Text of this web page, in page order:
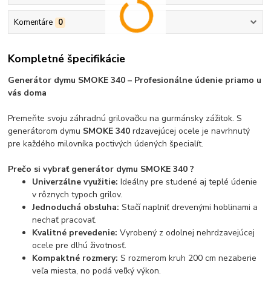
Komentáre 0
Kompletné špecifikácie
Generátor dymu SMOKE 340 – Profesionálne údenie priamo u
vás doma
Premeňte svoju záhradnú grilovačku na gurmánsky zážitok. S
generátorom dymu SMOKE 340rdzavejúcej ocele je navrhnutý
pre každého milovníka poctivých údených špecialít.
Prečo si vybrať generátor dymu SMOKE 340 ?
Univerzálne využitie: Ideálny pre studené aj teplé údenie
v rôznych typoch grilov.
Jednoduchá obsluha: Stačí naplniť drevenými hoblinami a
nechať pracovať.
Kvalitné prevedenie: Vyrobený z odolnej nehrdzavejúcej
ocele pre dlhú životnosť.
Kompaktné rozmery: S rozmerom kruh 200 cm nezaberie
veľa miesta, no podá veľký výkon.